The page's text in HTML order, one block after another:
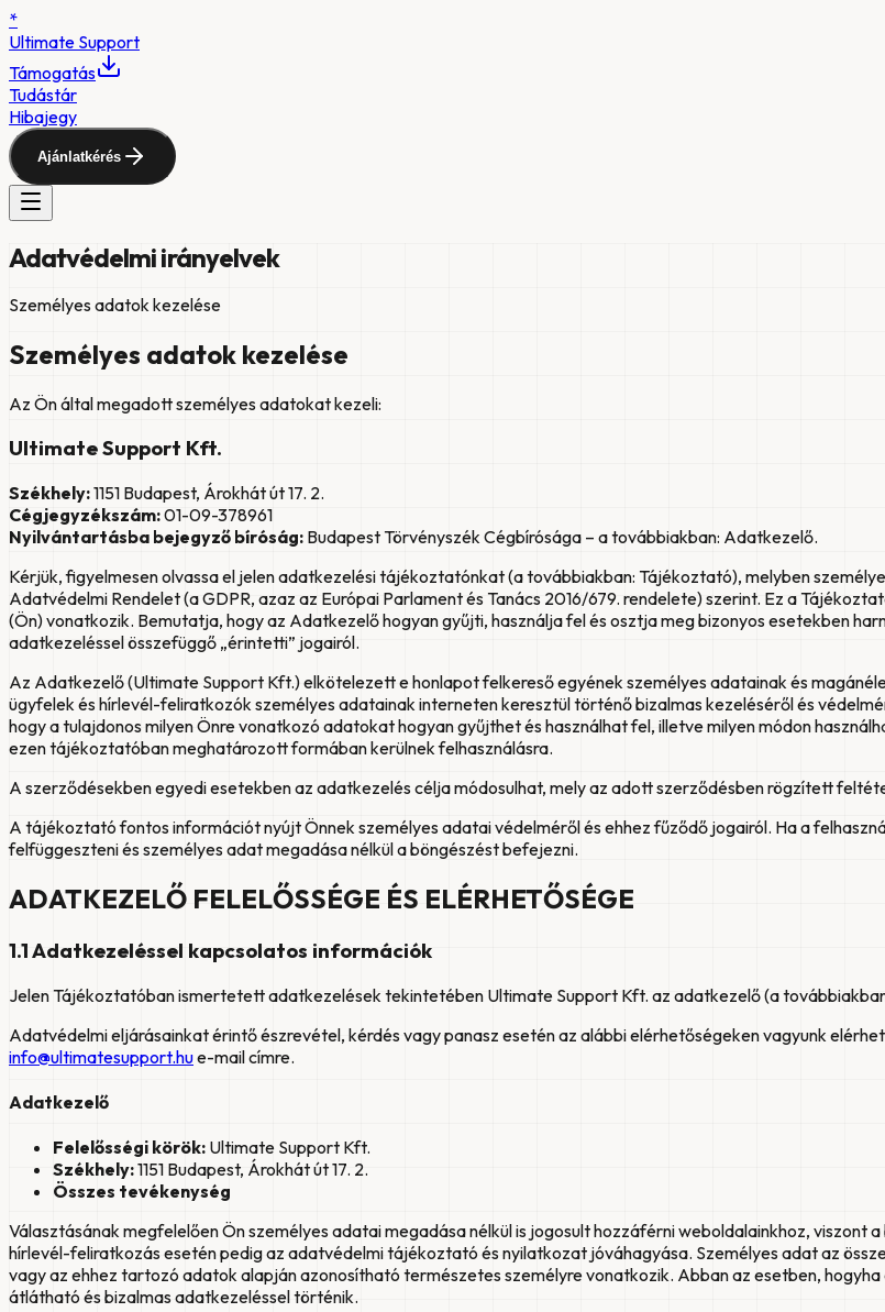
*
Ultimate Support
Támogatás
Tudástár
Hibajegy
Ajánlatkérés
Adatvédelmi irányelvek
Személyes adatok kezelése
Személyes adatok kezelése
Az Ön által megadott személyes adatokat kezeli:
Ultimate Support Kft.
Székhely:1151 Budapest, Árokhát út 17. 2.
Cégjegyzékszám:01-09-378961
Nyilvántartásba bejegyző bíróság: Budapest Törvényszék Cégbírósága – a továbbiakban: Adatkezelő.
Kérjük, figyelmesen olvassa el jelen adatkezelési tájékoztatónkat (a továbbiakban: Tájékoztató), melyben
Adatvédelmi Rendelet (a GDPR, azaz az Európai Parlament és Tanács 2016/679. rendelete) szerint. Ez a
(Ön) vonatkozik. Bemutatja, hogy az Adatkezelő hogyan gyűjti, használja fel és osztja meg bizonyos esetekben
adatkezeléssel összefüggő „érintetti” jogairól.
Az Adatkezelő (Ultimate Support Kft.) elkötelezett e honlapot felkereső egyének személyes adatainak és
ügyfelek és hírlevél-feliratkozók személyes adatainak interneten keresztül történő bizalmas kezeléséről és
hogy a tulajdonos milyen Önre vonatkozó adatokat hogyan gyűjthet és használhat fel, illetve milyen módon
ezen tájékoztatóban meghatározott formában kerülnek felhasználásra.
A szerződésekben egyedi esetekben az adatkezelés célja módosulhat, mely az adott szerződésben rögzített
A tájékoztató fontos információt nyújt Önnek személyes adatai védelméről és ehhez fűződő jogairól. Ha a
felfüggeszteni és személyes adat megadása nélkül a böngészést befejezni.
ADATKEZELŐ FELELŐSSÉGE ÉS ELÉRHETŐSÉGE
1.1 Adatkezeléssel kapcsolatos információk
Jelen Tájékoztatóban ismertetett adatkezelések tekintetében Ultimate Support Kft. az adatkezelő (a
Adatvédelmi eljárásainkat érintő észrevétel, kérdés vagy panasz esetén az alábbi elérhetőségeken vagyunk
info@ultimatesupport.hue-mail címre.
Adatkezelő
Felelősségi körök: Ultimate Support Kft.
Székhely:1151 Budapest, Árokhát út 17. 2.
Összes tevékenység
Választásának megfelelően Ön személyes adatai megadása nélkül is jogosult hozzáférni weboldalainkhoz,
hírlevél-feliratkozás esetén pedig az adatvédelmi tájékoztató és nyilatkozat jóváhagyása. Személyes adat az
vagy az ehhez tartozó adatok alapján azonosítható természetes személyre vonatkozik. Abban az esetben,
átlátható és bizalmas adatkezeléssel történik.